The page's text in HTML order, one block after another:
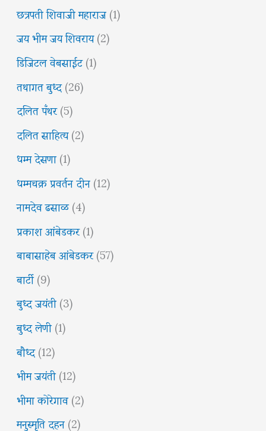
छत्रपती शिवाजी महाराज(1)
जय भीम जय शिवराय(2)
डिजिटल वेबसाईट(1)
तथागत बुध्द(26)
दलित पँथर(5)
दलित साहित्य(2)
धम्म देसणा(1)
धम्मचक्र प्रवर्तन दीन(12)
नामदेव ढसाळ(4)
प्रकाश आंबेडकर(1)
बाबासाहेब आंबेडकर(57)
बार्टी(9)
बुध्द जयंती(3)
बुध्द लेणी(1)
बौध्द(12)
भीम जयंती(12)
भीमा कोरेगाव(2)
मनुस्मृति दहन(2)